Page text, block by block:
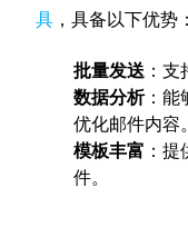
具 ，具备以下优势：
批量发送 ：
数据分析：能
优化邮件内容。
模板丰富 ：
件。